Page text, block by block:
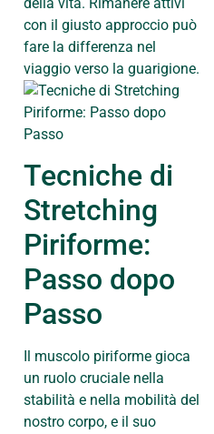
con il giusto approccio può
fare la differenza nel
viaggio verso la guarigione.
Tecniche di
Stretching
Piriforme:
Passo dopo
Passo
Il muscolo piriforme gioca
un ruolo cruciale nella
stabilità e nella mobilità del
nostro corpo, e il suo